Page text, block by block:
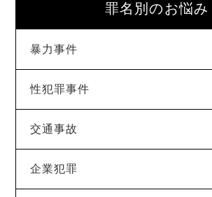
罪名別のお悩み
暴力事件
傷害罪
暴行罪
脅迫・恐喝・強要罪
性犯罪事件
強制性交等罪
強制わいせつ
迷惑防止条例違反
公然わいせつ
痴漢
盗撮
児童ポルノ
逮捕監禁罪
交通事故
過失運転致死傷罪
道路交通法違反
企業犯罪